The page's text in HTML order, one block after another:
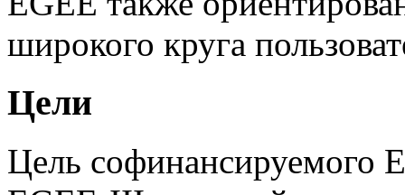
широкого круга
Цели
Цель софинансируемого